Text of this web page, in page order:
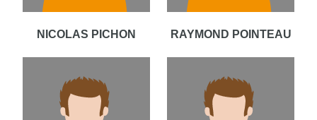
NICOLAS PICHON RAYMOND POINTEAU